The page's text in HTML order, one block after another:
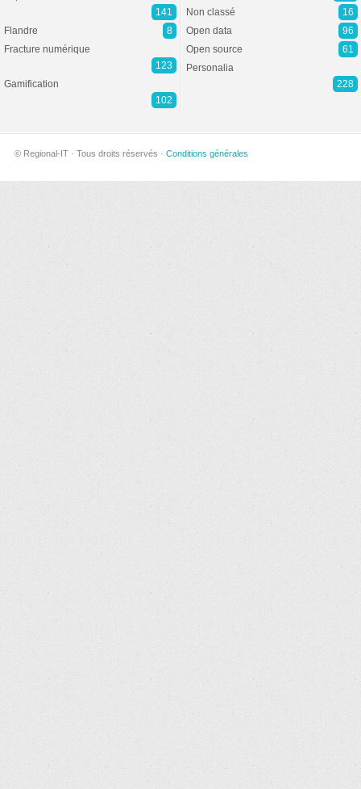
141
Flandre
8
Fracture numérique
123
Gamification
102
Non classé
16
Open data
96
Open source
61
Personalia
228
© Regional-IT · Tous droits réservés · Conditions générales